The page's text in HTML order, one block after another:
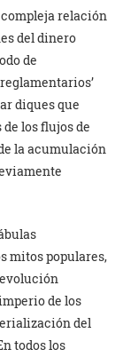
relación
del dinero
de
diques que
los flujos de
la acumulación
mitos populares,
de los
del
todos los